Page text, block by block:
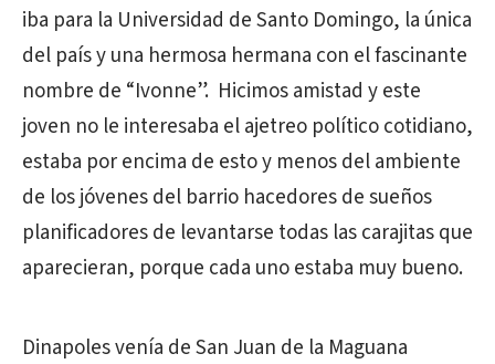
iba para la Universidad de Santo Domingo, la única
del país y una hermosa hermana con el fascinante
nombre de “Ivonne”. Hicimos amistad y este
joven no le interesaba el ajetreo político cotidiano,
estaba por encima de esto y menos del ambiente
de los jóvenes del barrio hacedores de sueños
planificadores de levantarse todas las carajitas que
aparecieran, porque cada uno estaba muy bueno.
Dinapoles venía de San Juan de la Maguana